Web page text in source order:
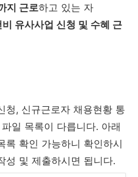
지 근로하고 있는 자
유사사업 신청 및 수혜 근
청, 신규근로자 채용현황 통
일 목록이 다릅니다. 아래
록 확인 가능하니 확인하시
성 및 제출하시면 됩니다.